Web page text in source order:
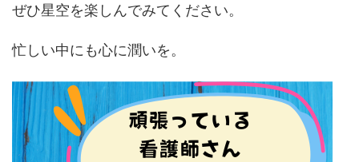
ぜひ星空を楽しんでみてください。
忙しい中にも心に潤いを。